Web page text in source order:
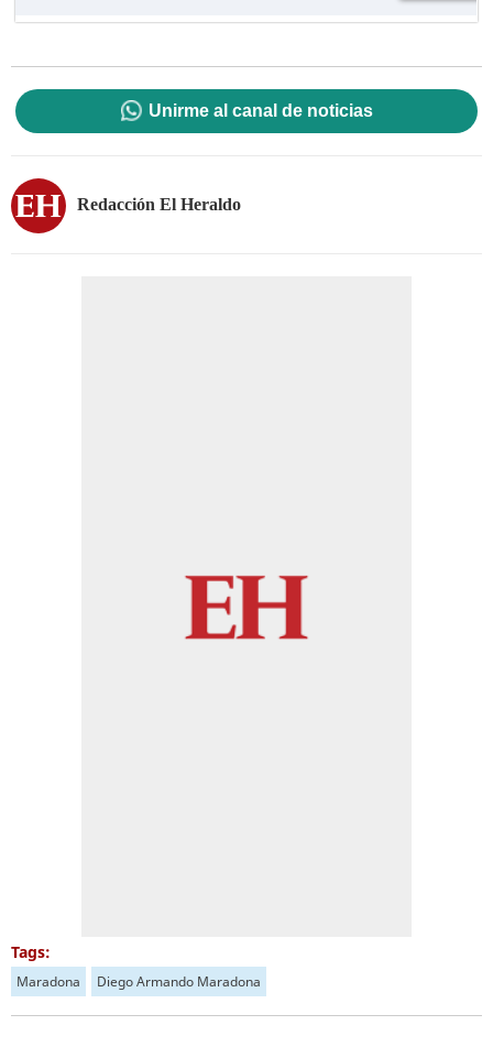
Unirme al canal de noticias
Redacción El Heraldo
Tags:
Maradona Diego Armando Maradona